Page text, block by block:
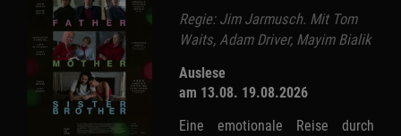
Regie: Jim Jarmusch. Mit Tom
Waits, Adam Driver, Mayim Bialik
Auslese
am 13.08. 19.08.2026
Eine emotionale Reise durch